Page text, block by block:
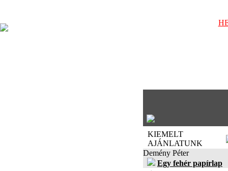
KIEMELT
AJÁNLATUNK
Demény Péter
Egy fehér papírlap